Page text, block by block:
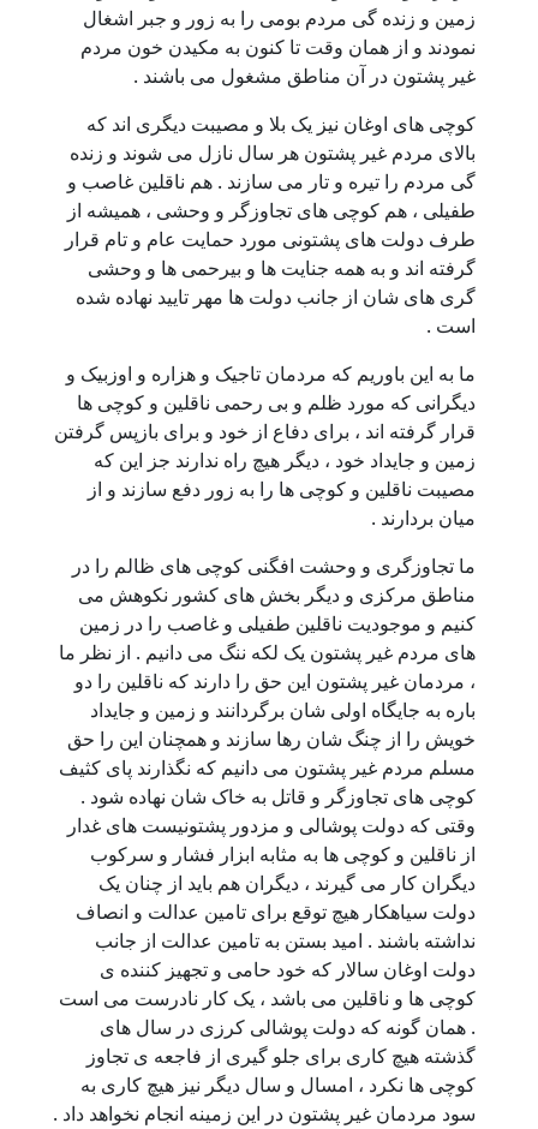
زمین و زنده گی مردم بومی را به زور و جبر اشغال
نمودند و از همان وقت تا کنون به مکیدن خون مردم
غیر پشتون در آن مناطق مشغول می باشند .
کوچی های اوغان نیز یک بلا و مصیبت دیگری اند که
بالای مردم غیر پشتون هر سال نازل می شوند و زنده
گی مردم را تیره و تار می سازند . هم ناقلین غاصب و
طفیلی ، هم کوچی های تجاوزگر و وحشی ، همیشه از
طرف دولت های پشتونی مورد حمایت عام و تام قرار
گرفته اند و به همه جنایت ها و بیرحمی ها و وحشی
گری های شان از جانب دولت ها مهر تایید نهاده شده
است .
ما به این باوریم که مردمان تاجیک و هزاره و اوزبیک و
دیگرانی که مورد ظلم و بی رحمی ناقلین و کوچی ها
قرار گرفته اند ، برای دفاع از خود و برای بازپس گرفتن
زمین و جایداد خود ، دیگر هیچ راه ندارند جز این که
مصیبت ناقلین و کوچی ها را به زور دفع سازند و از
میان بردارند .
ما تجاوزگری و وحشت افگنی کوچی های ظالم را در
مناطق مرکزی و دیگر بخش های کشور نکوهش می
کنیم و موجودیت ناقلین طفیلی و غاصب را در زمین
های مردم غیر پشتون یک لکه ننگ می دانیم . از نظر ما
، مردمان غیر پشتون این حق را دارند که ناقلین را دو
باره به جایگاه اولی شان برگردانند و زمین و جایداد
خویش را از چنگ شان رها سازند و همچنان این را حق
مسلم مردم غیر پشتون می دانیم که نگذارند پای کثیف
کوچی های تجاوزگر و قاتل به خاک شان نهاده شود .
وقتی که دولت پوشالی و مزدور پشتونیست های غدار
از ناقلین و کوچی ها به مثابه ابزار فشار و سرکوب
دیگران کار می گیرند ، دیگران هم باید از چنان یک
دولت سیاهکار هیچ توقع برای تامین عدالت و انصاف
نداشته باشند . امید بستن به تامین عدالت از جانب
دولت اوغان سالار که خود حامی و تجهیز کننده ی
کوچی ها و ناقلین می باشد ، یک کار نادرست می است
. همان گونه که دولت پوشالی کرزی در سال های
گذشته هیچ کاری برای جلو گیری از فاجعه ی تجاوز
کوچی ها نکرد ، امسال و سال دیگر نیز هیچ کاری به
سود مردمان غیر پشتون در این زمینه انجام نخواهد داد .